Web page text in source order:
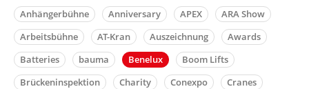
Anhängerbühne
Anniversary APEX
ARA Show
Arbeitsbühne
AT-Kran Auszeichnung
Awards
Batteries
bauma Benelux
Boom Lifts
Brückeninspektion
Charity Conexpo
Cranes